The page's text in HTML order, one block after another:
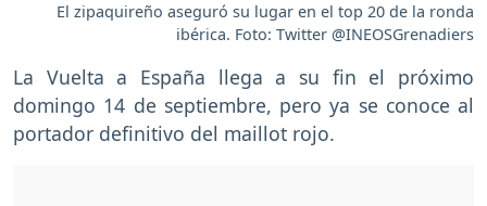
El zipaquireño aseguró su lugar en el top 20 de la ronda
ibérica. Foto: Twitter @INEOSGrenadiers
La Vuelta a España llega a su fin el próximo
domingo 14 de septiembre, pero ya se conoce al
portador definitivo del maillot rojo.